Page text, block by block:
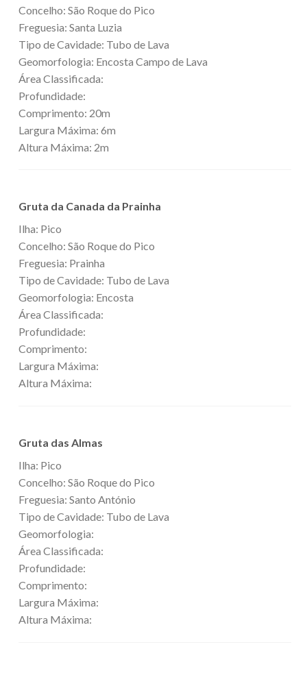
Concelho: São Roque do Pico
Freguesia: Santa Luzia
Tipo de Cavidade: Tubo de Lava
Geomorfologia: Encosta Campo de Lava
Área Classificada:
Profundidade:
Comprimento: 20m
Largura Máxima: 6m
Altura Máxima: 2m
Gruta da Canada da Prainha
Ilha: Pico
Concelho: São Roque do Pico
Freguesia: Prainha
Tipo de Cavidade: Tubo de Lava
Geomorfologia: Encosta
Área Classificada:
Profundidade:
Comprimento:
Largura Máxima:
Altura Máxima:
Gruta das Almas
Ilha: Pico
Concelho: São Roque do Pico
Freguesia: Santo António
Tipo de Cavidade: Tubo de Lava
Geomorfologia:
Área Classificada:
Profundidade:
Comprimento:
Largura Máxima:
Altura Máxima: